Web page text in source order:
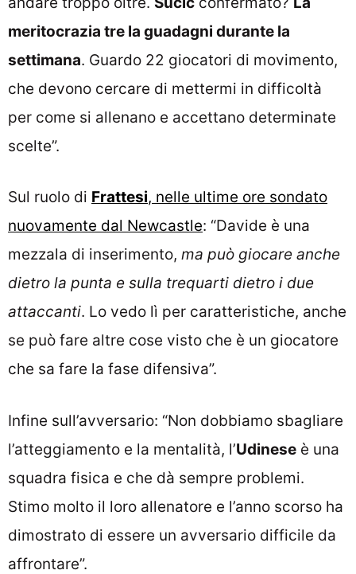
meritocrazia tre la guadagni durante la
settimana. Guardo 22 giocatori di movimento,
che devono cercare di mettermi in difficoltà
per come si allenano e accettano determinate
scelte”.
Sul ruolo di Frattesi, nelle ultime ore sondato
nuovamente dal Newcastle: “Davide è una
mezzala di inserimento, ma può giocare anche
dietro la punta e sulla trequarti dietro i due
attaccanti. Lo vedo lì per caratteristiche, anche
se può fare altre cose visto che è un giocatore
che sa fare la fase difensiva”.
Infine sull’avversario: “Non dobbiamo sbagliare
l’atteggiamento e la mentalità, l’Udinese è una
squadra fisica e che dà sempre problemi.
Stimo molto il loro allenatore e l’anno scorso ha
dimostrato di essere un avversario difficile da
affrontare”.